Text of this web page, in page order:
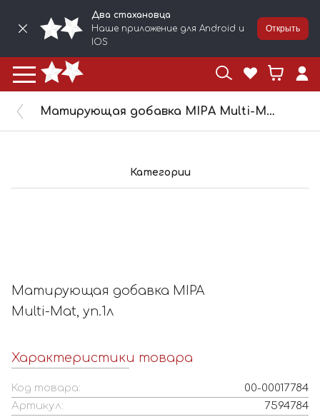
Два стахановца
Наше приложение для Android и
IOS
Открыть
Матирующая добавка MIPA Multi-Mat, уп.1л
Категории
Матирующая добавка MIPA
Multi-Mat, уп.1л
Характеристики товара
Код товара:
00-00017784
Артикул:
7594784